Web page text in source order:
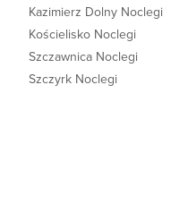
Kazimierz Dolny Noclegi
Kościelisko Noclegi
Szczawnica Noclegi
Szczyrk Noclegi